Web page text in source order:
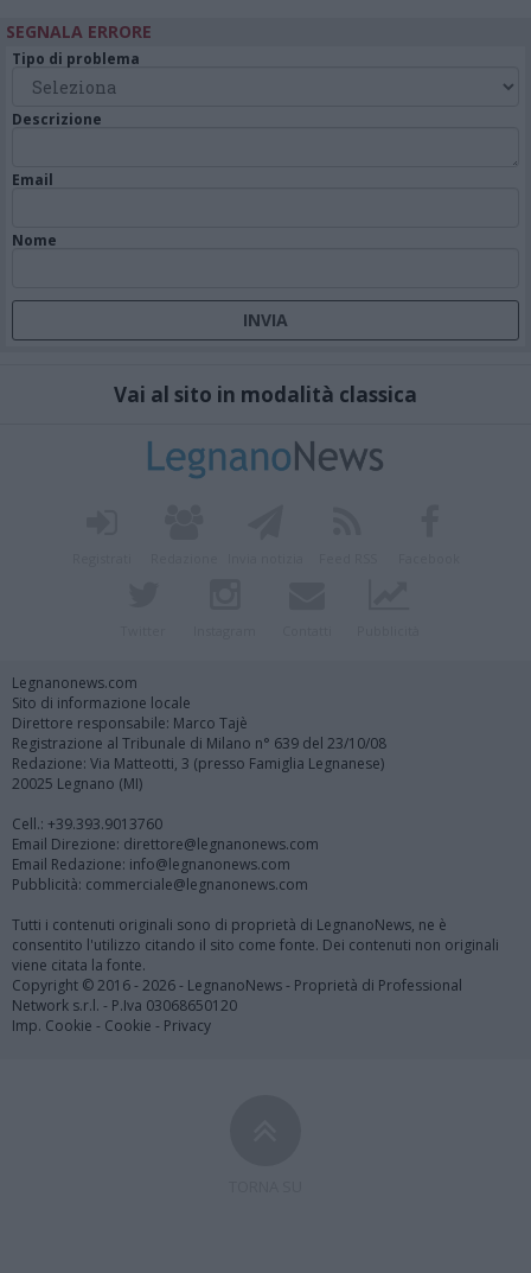
SEGNALA ERRORE
Tipo di problema
Descrizione
Email
Nome
Vai al sito in modalità classica
Legnanonews.com
Sito di informazione locale
Direttore responsabile: Marco Tajè
Registrazione al Tribunale di Milano n° 639 del 23/10/08
Redazione: Via Matteotti, 3 (presso Famiglia Legnanese)
20025 Legnano (MI)
Cell.: +39.393.9013760
Email Direzione: direttore@legnanonews.com
Email Redazione: info@legnanonews.com
Pubblicità: commerciale@legnanonews.com
Tutti i contenuti originali sono di proprietà di LegnanoNews, ne è
consentito l'utilizzo citando il sito come fonte. Dei contenuti non originali
viene citata la fonte.
Copyright © 2016 - 2026 - LegnanoNews - Proprietà di Professional
Network s.r.l. - P.Iva 03068650120
Imp. Cookie - Cookie - Privacy